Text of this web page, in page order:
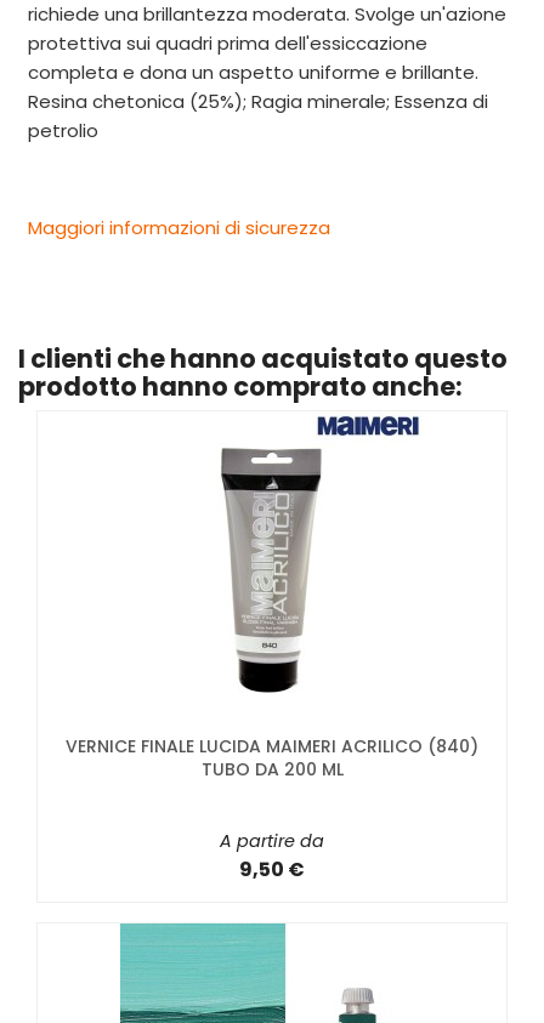
richiede una brillantezza moderata. Svolge un'azione
protettiva sui quadri prima dell'essiccazione
completa e dona un aspetto uniforme e brillante.
Resina chetonica (25%); Ragia minerale; Essenza di
petrolio
Maggiori informazioni di sicurezza
I clienti che hanno acquistato questo
prodotto hanno comprato anche:
VERNICE FINALE LUCIDA MAIMERI ACRILICO (840)
TUBO DA 200 ML
A partire da
9,50 €